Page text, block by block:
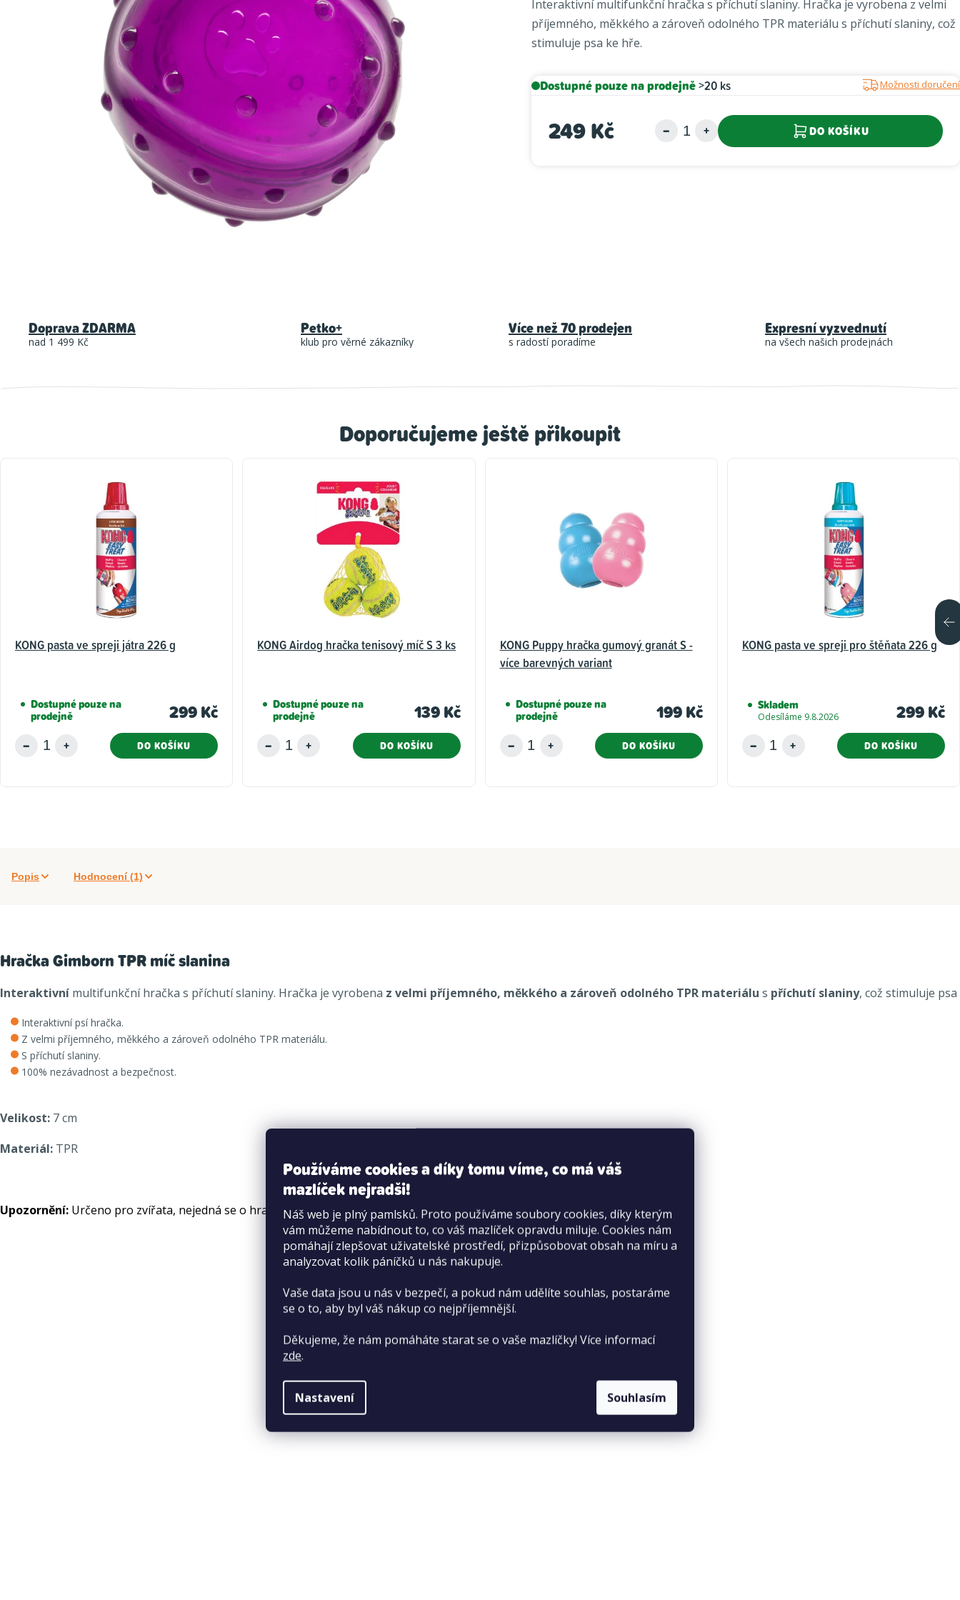
Používáme cookies a díky tomu víme, co má váš
mazlíček nejradši!
Náš web je plný pamlsků. Proto používáme soubory cookies, díky kterým
vám můžeme nabídnout to, co váš mazlíček opravdu miluje. Cookies nám
pomáhají zlepšovat uživatelské prostředí, přizpůsobovat obsah na míru a
analyzovat kolik páníčků u nás nakupuje.
Vaše data jsou u nás v bezpečí, a pokud nám udělíte souhlas, postaráme
se o to, aby byl váš nákup co nejpříjemnější.
Děkujeme, že nám pomáháte starat se o vaše mazlíčky! Více informací
zde.
Nastavení Souhlasím
je
5,0
z
hvězdiček.
Interaktivní multifunkční hračka s příchutí slaniny. Hračka je vyrobena z velmi
příjemného, měkkého a zároveň odolného TPR materiálu s příchutí slaniny, což
stimuluje psa ke hře.
Dostupné pouze na prodejně>20 ks Možnosti doručení
249 Kč DO KOŠÍKU
Doporučujeme ještě přikoupit
KONG pasta ve spreji játra 226 g
Dostupné pouze na
prodejně 299 Kč
DO KOŠÍKU
KONG Airdog hračka tenisový míč S 3 ks
Dostupné pouze na
prodejně 139 Kč
DO KOŠÍKU
KONG Puppy hračka gumový granát S -
více barevných variant
Dostupné pouze na
prodejně 199 Kč
DO KOŠÍKU
KONG pasta ve spreji pro štěňata 226 g
Skladem
Odesíláme 9.8.2026 299 Kč
DO KOŠÍKU
Doprava ZDARMA
nad 1 499 Kč
Petko+
klub pro věrné zákazníky
Více než 70 prodejen
s radostí poradíme
Expresní vyzvednutí
na všech našich prodejnách
Popis Hodnocení (1)
Hračka Gimborn TPR míč slanina
Interaktivní multifunkční hračka s příchutí slaniny. Hračka je vyrobena z velmi příjemného, měkkého a zároveň odolného TPR materiálu s příchutí slaniny, což stimuluje
Interaktivní psí hračka.
Z velmi příjemného, měkkého a zároveň odolného TPR materiálu.
S příchutí slaniny.
100% nezávadnost a bezpečnost.
Velikost: 7 cm
Materiál: TPR
Upozornění: Určeno pro zvířata, nejedná se o hračku pro děti.